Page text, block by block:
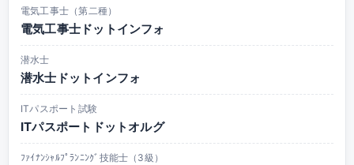
電気工事士（第二種）
電気工事士ドットインフォ
潜水士
潜水士ドットインフォ
ITパスポート試験
ITパスポートドットオルグ
ﾌｧｲﾅﾝｼｬﾙﾌﾟﾗﾝﾆﾝｸﾞ技能士（3級）